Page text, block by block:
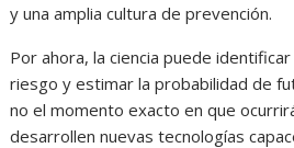
y una amplia cultura de prevención.
Por ahora, la ciencia puede
riesgo y estimar la probabilidad de
no el momento exacto en que
desarrollen nuevas tecnologías